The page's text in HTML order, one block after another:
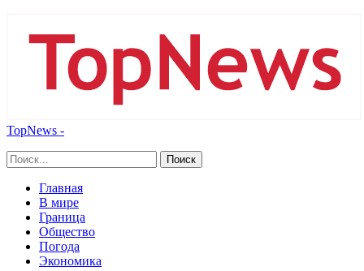
TopNews -
Главная
В мире
Граница
Общество
Погода
Экономика